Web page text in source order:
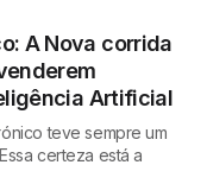
A Nova corrida
Artificial
teve sempre um
certeza está a